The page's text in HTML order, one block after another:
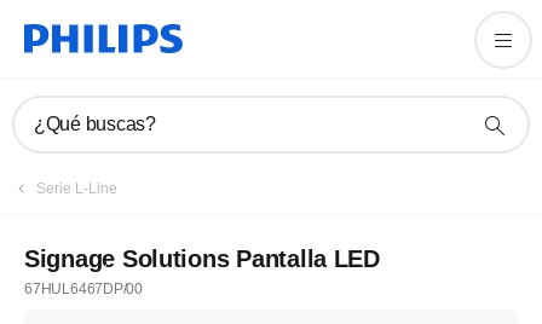
¿Qué buscas?
Serie L-Line
Signage Solutions Pantalla LED
67HUL6467DP/00